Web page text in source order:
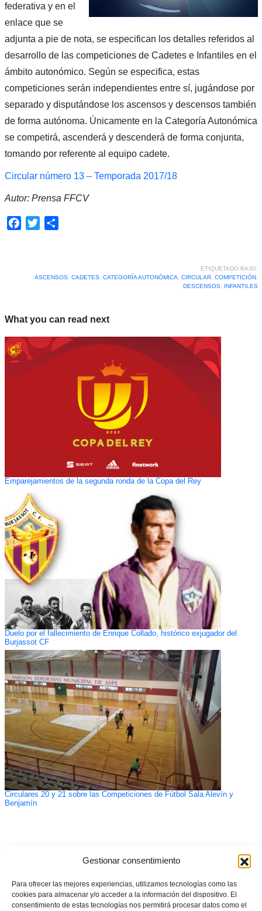
Gestionar consentimiento
Para ofrecer las mejores experiencias, utilizamos tecnologías como las
cookies para almacenar y/o acceder a la información del dispositivo. El
consentimiento de estas tecnologías nos permitirá procesar datos como el
federativa y en el
enlace que se
adjunta a pie de nota, se especifican los detalles referidos al
desarrollo de las competiciones de Cadetes e Infantiles en el
ámbito autonómico. Según se especifica, estas
competiciones serán independientes entre sí, jugándose por
separado y disputándose los ascensos y descensos también
de forma autónoma. Únicamente en la Categoría Autonómica
se competirá, ascenderá y descenderá de forma conjunta,
tomando por referente al equipo cadete.
Circular número 13 – Temporada 2017/18
Autor: Prensa FFCV
Facebook
Twitter
ETIQUETADO BAJO:
ASCENSOS, CADETES, CATEGORÍA AUTONÓMICA CIRCULAR, COMPETICIÓN,
DESCENSOS, INFANTILES
What you can read next
Emparejamientos de la segunda ronda de la Copa del Rey
Duelo por el fallecimiento de Enrique Collado, histórico exjugador del
Burjassot CF
Circulares 20 y 21 sobre las Competiciones de Fútbol Sala Alevín y
Benjamín